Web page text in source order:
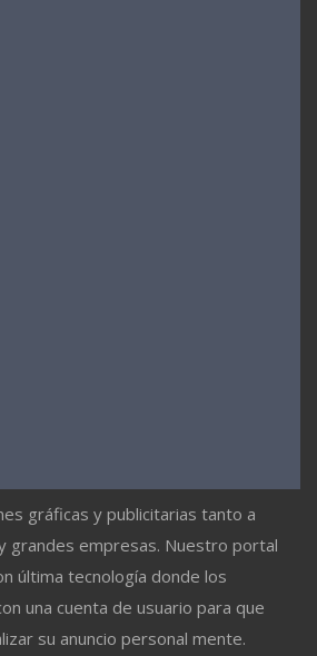
gráficas y publicitarias tanto a
grandes empresas. Nuestro portal
última tecnología donde los
una cuenta de usuario para que
su anuncio personal mente.